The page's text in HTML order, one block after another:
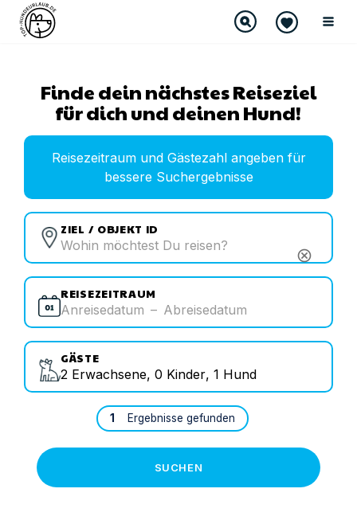
Finde dein nächstes Reiseziel
für dich und deinen Hund!
Reisezeitraum und Gästezahl angeben für
bessere Suchergebnisse
ZIEL / OBJEKT ID
cancel
REISEZEITRAUM
Anreisedatum – Abreisedatum
GÄSTE
2 Erwachsene, 0 Kinder, 1 Hund
1 Ergebnisse gefunden
SUCHEN